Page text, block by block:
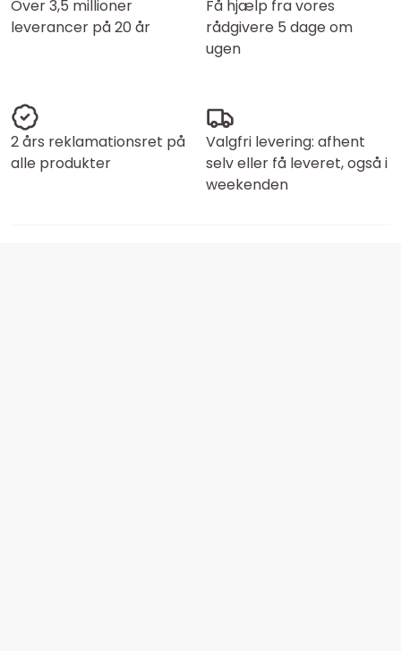
Over 3,5 millioner
leverancer på 20 år
Få hjælp fra vores
rådgivere 5 dage om
ugen
2 års reklamationsret på
alle produkter
Valgfri levering: afhent
selv eller få leveret, også i
weekenden